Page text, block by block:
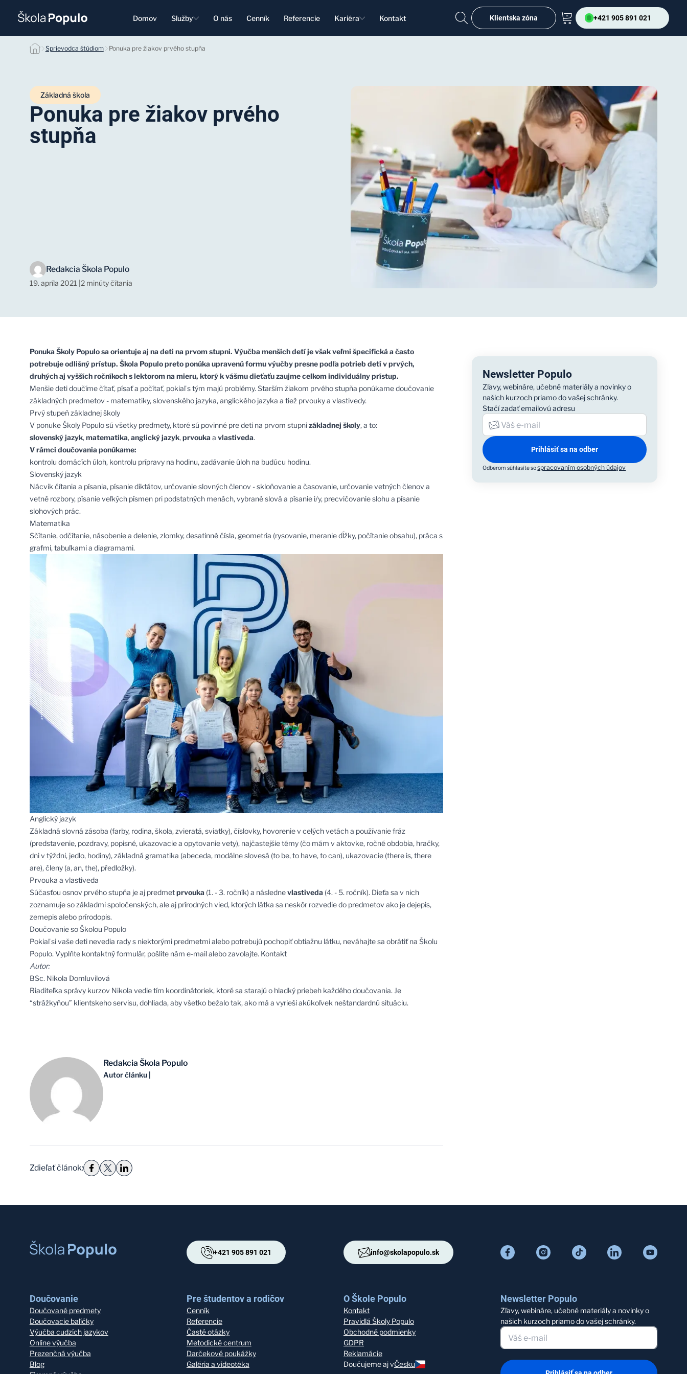
Domov Služby O nás Cenník Referencie Kariéra Kontakt Klientska zóna +421 905 891 021
Sprievodca štúdiom Ponuka pre žiakov prvého stupňa
Základná škola
Ponuka pre žiakov prvého
stupňa
Redakcia Škola Populo
19. apríla 2021 2 minúty čítania
Ponuka Školy Populo sa orientuje aj na deti na prvom stupni. Výučba menších detí je však veľmi špecifická a často
potrebuje odlišný prístup. Škola Populo preto ponúka upravenú formu výučby presne podľa potrieb detí v prvých,
druhých aj vyšších ročníkoch s lektorom na mieru, ktorý k vášmu dieťaťu zaujme celkom individuálny prístup.
Menšie deti doučíme čítať, písať a počítať, pokiaľ s tým majú problémy. Starším žiakom prvého stupňa ponúkame doučovanie
základných predmetov - matematiky, slovenského jazyka, anglického jazyka a tiež prvouky a vlastivedy.
Prvý stupeň základnej školy
V ponuke Školy Populo sú všetky predmety, ktoré sú povinné pre deti na prvom stupnizákladnej školy, a to:
slovenský jazyk, matematika, anglický jazyk, prvouka a vlastiveda.
V rámci doučovania ponúkame:
kontrolu domácích úloh, kontrolu prípravy na hodinu, zadávanie úloh na budúcu hodinu.
Slovenský jazyk
Nácvik čítania a písania, písanie diktátov, určovanie slovných členov - skloňovanie a časovanie, určovanie vetných členov a
vetné rozbory, písanie veľkých písmen pri podstatných menách, vybrané slová a písanie i/y, precvičovanie slohu a písanie
slohových prác.
Matematika
Sčítanie, odčítanie, násobenie a delenie, zlomky, desatinné čísla, geometria (rysovanie, meranie dĺžky, počítanie obsahu), práca s
grafmi, tabuľkami a diagramami.
Anglický jazyk
Základná slovná zásoba (farby, rodina, škola, zvieratá, sviatky), číslovky, hovorenie v celých vetách a používanie fráz
(predstavenie, pozdravy, popisné, ukazovacie a opytovanie vety), najčastejšie témy (čo mám v aktovke, ročné obdobia, hračky,
dni v týždni, jedlo, hodiny), základná gramatika (abeceda, modálne slovesá (to be, to have, to can), ukazovacie (there is, there
are), členy (a, an, the), předložky).
Prvouka a vlastiveda
Súčasťou osnov prvého stupňa je aj predmetprvouka (1. - 3. ročník) a následnevlastiveda (4. - 5. ročník). Dieťa sa v nich
zoznamuje so základmi spoločenských, ale aj prírodných vied, ktorých látka sa neskôr rozvedie do predmetov ako je dejepis,
zemepis alebo prírodopis.
Doučovanie so Školou Populo
Pokiaľ si vaše deti nevedia rady s niektorými predmetmi alebo potrebujú pochopiť obtiažnu látku, neváhajte sa obrátiť na Školu
Populo. Vyplňte kontaktný formulár, pošlite nám e-mail alebo zavolajte. Kontakt
Autor:
BSc. Nikola Domluvilová
Riaditeľka správy kurzov Nikola vedie tím koordinátoriek, ktoré sa starajú o hladký priebeh každéhodoučovania. Je
“strážkyňou” klientskeho servisu, dohliada, aby všetko bežalo tak, ako má a vyrieši akúkoľvek neštandardnú situáciu.
Redakcia Škola Populo
Autor článku|
Zdieľať článok:
Newsletter Populo
Zľavy, webináre, učebné materiály a novinky o
našich kurzoch priamo do vašej schránky.
Stačí zadať emailovú adresu
Prihlásiť sa na odber
Odberom súhlasíte sospracovaním osobných údajov
+421 905 891 021 info@skolapopulo.sk
Doučovanie
Doučované predmety
Doučovacie balíčky
Výučba cudzích jazykov
Online výučba
Prezenčná výučba
Blog
Pre študentov a rodičov
Cenník
Referencie
Časté otázky
Metodické centrum
Darčekové poukážky
Galéria a videotéka
O Škole Populo
Kontakt
Pravidlá Školy Populo
Obchodné podmienky
GDPR
Reklamácie
Doučujeme aj vČesku
Newsletter Populo
Zľavy, webináre, učebné materiály a novinky o
našich kurzoch priamo do vašej schránky.